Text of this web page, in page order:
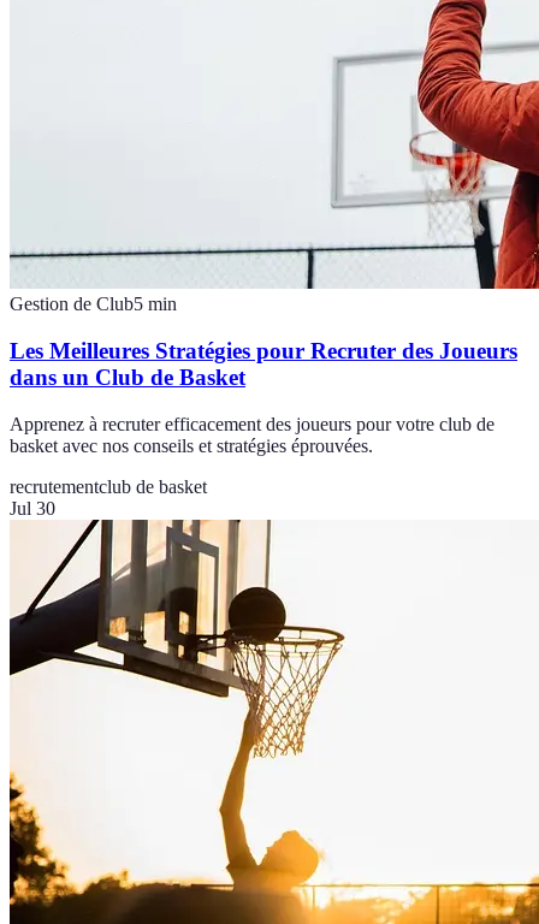
Gestion de Club5 min
Les Meilleures Stratégies pour Recruter des Joueurs
dans un Club de Basket
Apprenez à recruter efficacement des joueurs pour votre club de
basket avec nos conseils et stratégies éprouvées.
recrutementclub de basket
Jul 30